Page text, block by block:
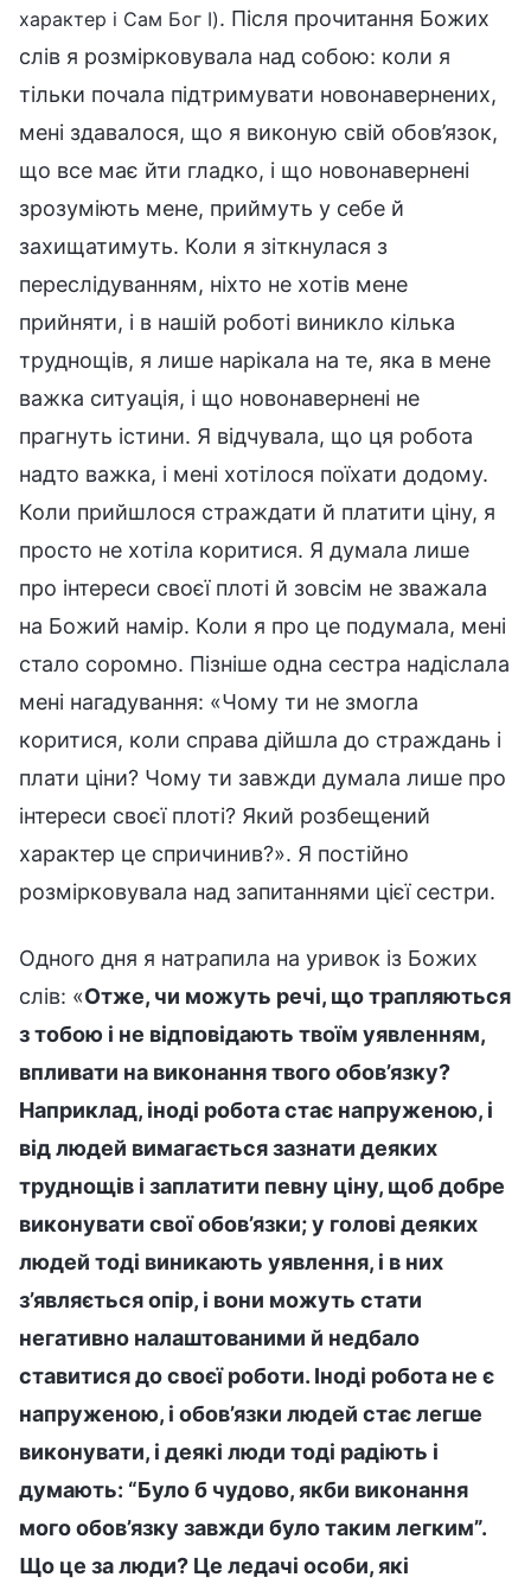
характер і Сам Бог I). Після прочитання Божих
слів я розмірковувала над собою: коли я
тільки почала підтримувати новонавернених,
мені здавалося, що я виконую свій обов’язок,
що все має йти гладко, і що новонавернені
зрозуміють мене, приймуть у себе й
захищатимуть. Коли я зіткнулася з
переслідуванням, ніхто не хотів мене
прийняти, і в нашій роботі виникло кілька
труднощів, я лише нарікала на те, яка в мене
важка ситуація, і що новонавернені не
прагнуть істини. Я відчувала, що ця робота
надто важка, і мені хотілося поїхати додому.
Коли прийшлося страждати й платити ціну, я
просто не хотіла коритися. Я думала лише
про інтереси своєї плоті й зовсім не зважала
на Божий намір. Коли я про це подумала, мені
стало соромно. Пізніше одна сестра надіслала
мені нагадування: «Чому ти не змогла
коритися, коли справа дійшла до страждань і
плати ціни? Чому ти завжди думала лише про
інтереси своєї плоті? Який розбещений
характер це спричинив?». Я постійно
розмірковувала над запитаннями цієї сестри.
Одного дня я натрапила на уривок із Божих
слів: «Отже, чи можуть речі, що трапляються
з тобою і не відповідають твоїм уявленням,
впливати на виконання твого обов’язку?
Наприклад, іноді робота стає напруженою, і
від людей вимагається зазнати деяких
труднощів і заплатити певну ціну, щоб добре
виконувати свої обов’язки; у голові деяких
людей тоді виникають уявлення, і в них
з’являється опір, і вони можуть стати
негативно налаштованими й недбало
ставитися до своєї роботи. Іноді робота не є
напруженою, і обов’язки людей стає легше
виконувати, і деякі люди тоді радіють і
думають: “Було б чудово, якби виконання
мого обов’язку завжди було таким легким”.
Що це за люди? Це ледачі особи, які